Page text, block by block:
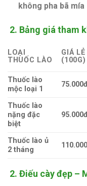
không pha bã mía
2. Bảng giá tham
LOẠI
THUỐC LÀO
GIÁ LẺ
(100G)
Thuốc lào
mộc loại 1
Thuốc lào
nặng đặc
biệt
Thuốc lào ủ
2 tháng
2. Điếu cày đẹp –